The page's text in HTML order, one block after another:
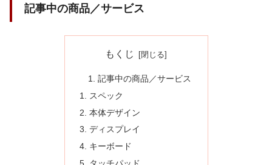
記事中の商品／サービス
もくじ
記事中の商品／サービス
スペック
本体デザイン
ディスプレイ
キーボード